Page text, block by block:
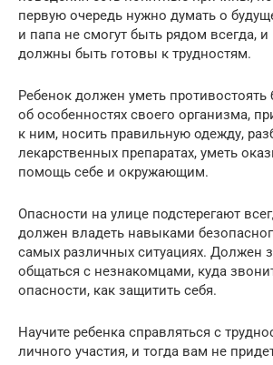
первую очередь нужно думать о
и папа не смогут быть рядом всегда, и
должны быть готовы к трудностям.
Ребенок должен уметь противостоять
об особенностях своего организма,
к ним, носить правильную одежду,
лекарственных препаратах, уметь
помощь себе и окружающим.
Опасности на улице подстерегают
должен владеть навыками
самых различных ситуациях. Должен
общаться с незнакомцами, куда
опасности, как защитить себя.
Научите ребенка справляться с
личного участия, и тогда вам не